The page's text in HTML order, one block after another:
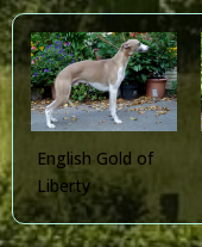
English Gold of
Liberty